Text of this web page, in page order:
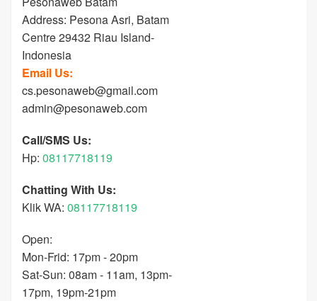
Address: Pesona Asri, Batam
Centre 29432 Riau Island-
Indonesia
Email Us:
cs.pesonaweb@gmail.com
admin@pesonaweb.com
Call/SMS Us:
Hp: 08117718119
Chatting With Us:
Klik WA: 08117718119
Open:
Mon-Frid: 17pm - 20pm
Sat-Sun: 08am - 11am, 13pm-
17pm, 19pm-21pm